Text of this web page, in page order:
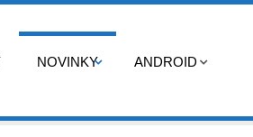
NOVINKY ANDROID